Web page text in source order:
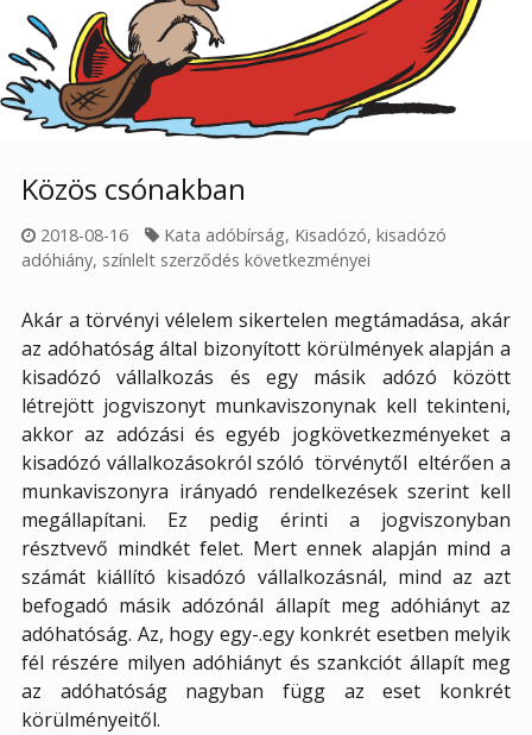
Közös csónakban
2018-08-16 Kata adóbírság, Kisadózó,kisadózó
adóhiány, színlelt szerződés következményei
Akár a törvényi vélelem sikertelen megtámadása, akár
az adóhatóság által bizonyított körülmények alapján a
kisadózó vállalkozás és egy másik adózó között
létrejött jogviszonyt munkaviszonynak kell tekinteni,
akkoraz adózási és egyéb jogkövetkezményeket a
kisadózó vállalkozásokról szóló törvénytől eltérően a
munkaviszonyra irányadó rendelkezések szerint kell
megállapítani. Ez pedig érinti a jogviszonyban
résztvevő mindkét felet. Mert ennek alapján mind a
számát kiállító kisadózó vállalkozásnál, mind az azt
befogadó másik adózónál állapít meg adóhiányt az
adóhatóság. Az, hogy egy-.egy konkrét esetben melyik
fél részére milyen adóhiányt és szankciót állapít meg
az adóhatóság nagyban függ az eset konkrét
körülményeitől.